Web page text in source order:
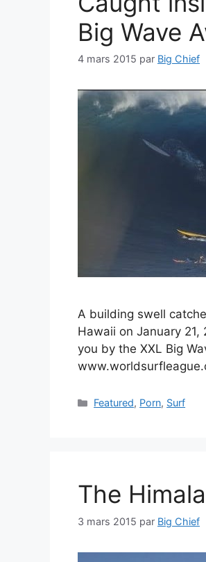
Big Wave
4 mars 2015 par Big Chief
A building swell
Hawaii on January
you by the XXL Big
Catégories
Featured, Porn, Surf
The
3 mars 2015 par Big Chief